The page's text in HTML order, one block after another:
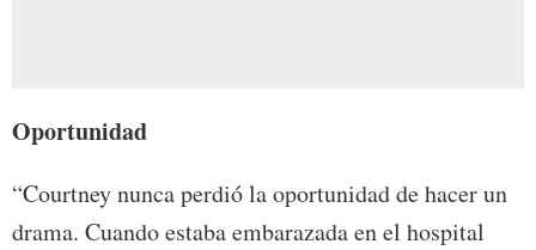
Oportunidad
“Courtney nunca perdió la oportunidad de hacer un
drama. Cuando estaba embarazada en el hospital